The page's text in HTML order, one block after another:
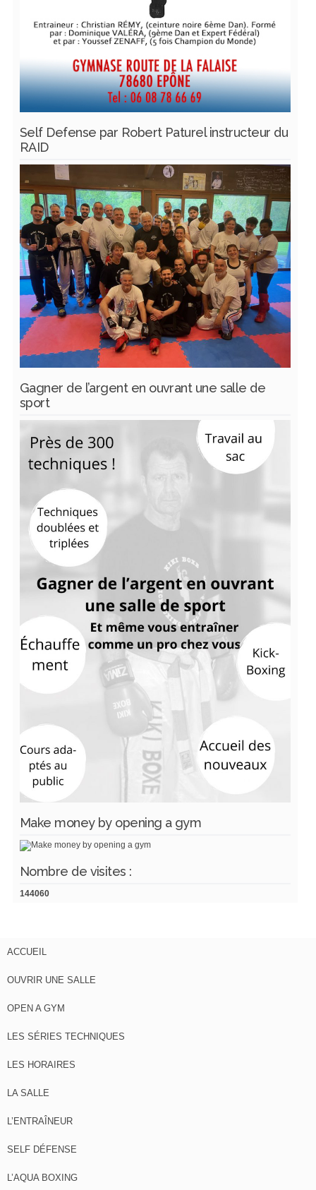
Self Defense par Robert Paturel instructeur du
RAID
Gagner de l’argent en ouvrant une salle de
sport
Make money by opening a gym
Nombre de visites :
144060
ACCUEIL
OUVRIR UNE SALLE
OPEN A GYM
LES SÉRIES TECHNIQUES
LES HORAIRES
LA SALLE
L’ENTRAÎNEUR
SELF DÉFENSE
L’AQUA BOXING